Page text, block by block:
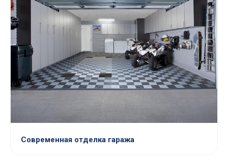
Современная отделка гаража